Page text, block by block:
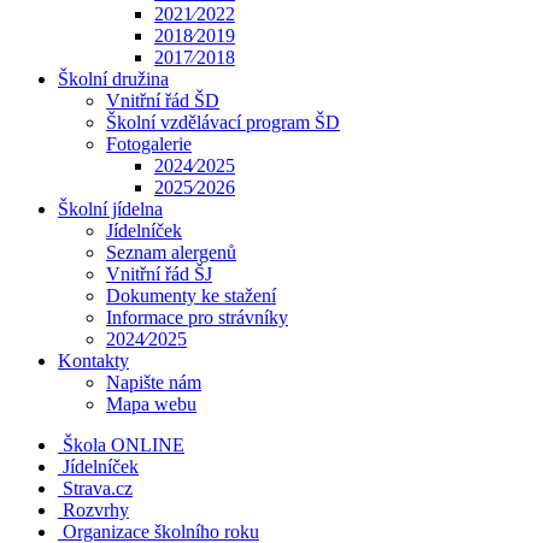
2021⁄2022
2018⁄2019
2017⁄2018
Školní družina
Vnitřní řád ŠD
Školní vzdělávací program ŠD
Fotogalerie
2024⁄2025
2025⁄2026
Školní jídelna
Jídelníček
Seznam alergenů
Vnitřní řád ŠJ
Dokumenty ke stažení
Informace pro strávníky
2024⁄2025
Kontakty
Napište nám
Mapa webu
Škola ONLINE
Jídelníček
Strava.cz
Rozvrhy
Organizace školního roku